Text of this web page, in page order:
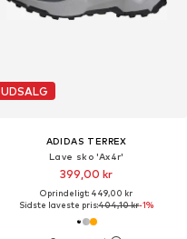
UDSALG
ADIDAS TERREX
Lave sko 'Ax4r'
399,00 kr
Oprindeligt: 449,00 kr
Sidste laveste pris:404,10 kr-1%